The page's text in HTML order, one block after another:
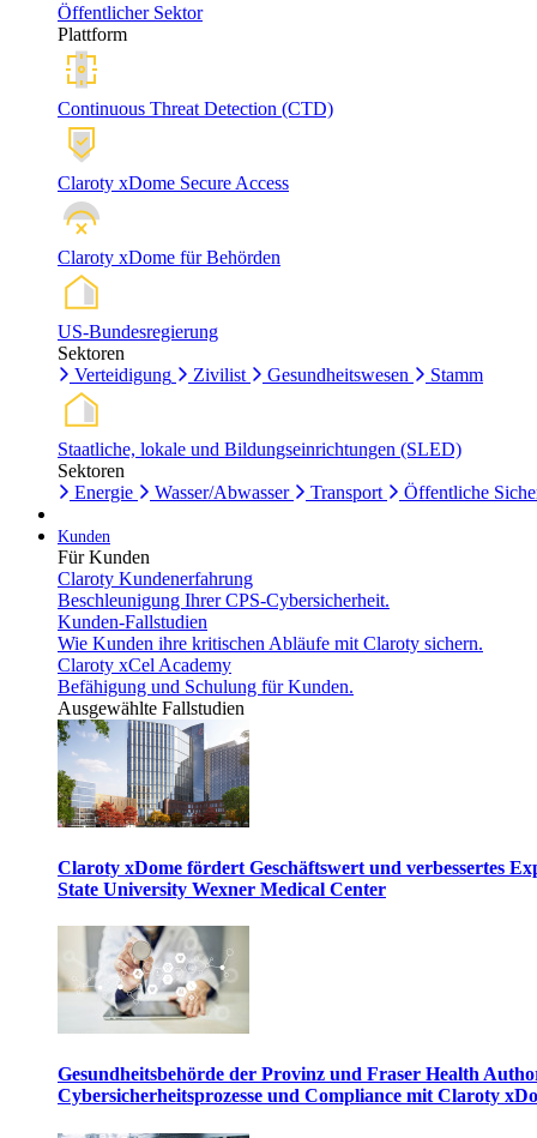
Öffentlicher Sektor
Plattform
Continuous Threat Detection (CTD)
Claroty xDome Secure Access
Claroty xDome für Behörden
US-Bundesregierung
Sektoren
Verteidigung
Zivilist Gesundheitswesen Stamm
Staatliche, lokale und Bildungseinrichtungen (SLED)
Sektoren
Energie
Wasser/Abwasser Transport Öffentliche
Kunden
Für Kunden
Claroty Kundenerfahrung
Beschleunigung Ihrer CPS-Cybersicherheit.
Kunden-Fallstudien
Wie Kunden ihre kritischen Abläufe mit Claroty sichern.
Claroty xCel Academy
Befähigung und Schulung für Kunden.
Ausgewählte Fallstudien
Claroty xDome fördert Geschäftswert und verbessertes
State University Wexner Medical Center
Gesundheitsbehörde der Provinz und Fraser Health
Cybersicherheitsprozesse und Compliance mit Claroty